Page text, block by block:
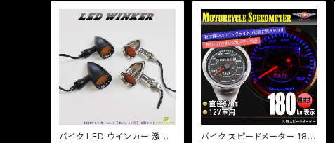
バイク LED ウインカー 激渋
バイク スピードメーター 180